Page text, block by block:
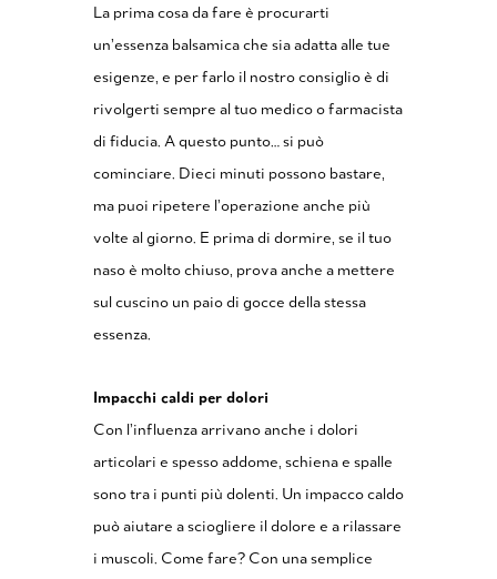
La prima cosa da fare è procurarti
un’essenza balsamica che sia adatta alle tue
esigenze, e per farlo il nostro consiglio è di
rivolgerti sempre al tuo medico o farmacista
di fiducia. A questo punto… si può
cominciare. Dieci minuti possono bastare,
ma puoi ripetere l’operazione anche più
volte al giorno. E prima di dormire, se il tuo
naso è molto chiuso, prova anche a mettere
sul cuscino un paio di gocce della stessa
essenza.
Impacchi caldi per dolori
Con l’influenza arrivano anche i dolori
articolari e spesso addome, schiena e spalle
sono tra i punti più dolenti. Un impacco caldo
può aiutare a sciogliere il dolore e a rilassare
i muscoli. Come fare? Con una semplice